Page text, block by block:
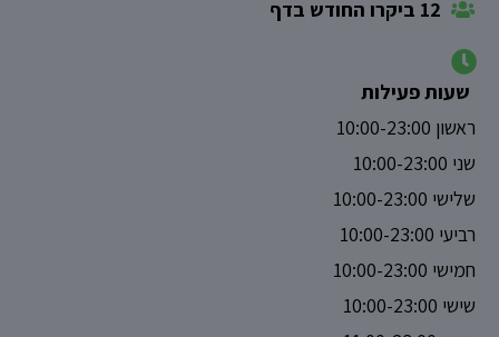
שעות פעילות
ראשון 10:00-23:00
שני 10:00-23:00
שלישי 10:00-23:00
רביעי 10:00-23:00
חמישי 10:00-23:00
שישי 10:00-23:00